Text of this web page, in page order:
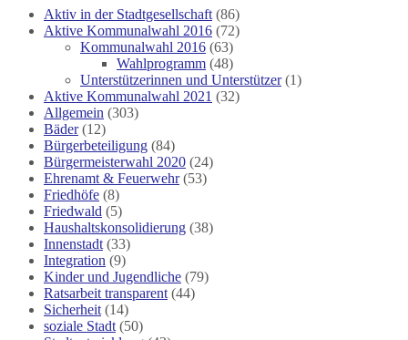
Aktiv in der Stadtgesellschaft (86)
Aktive Kommunalwahl 2016 (72)
Kommunalwahl 2016 (63)
Wahlprogramm (48)
Unterstützerinnen und Unterstützer(1)
Aktive Kommunalwahl 2021 (32)
Allgemein (303)
Bäder(12)
Bürgerbeteiligung (84)
Bürgermeisterwahl 2020 (24)
Ehrenamt & Feuerwehr(53)
Friedhöfe (8)
Friedwald (5)
Haushaltskonsolidierung (38)
Innenstadt (33)
Integration (9)
Kinder und Jugendliche (79)
Ratsarbeit transparent (44)
Sicherheit (14)
soziale Stadt (50)